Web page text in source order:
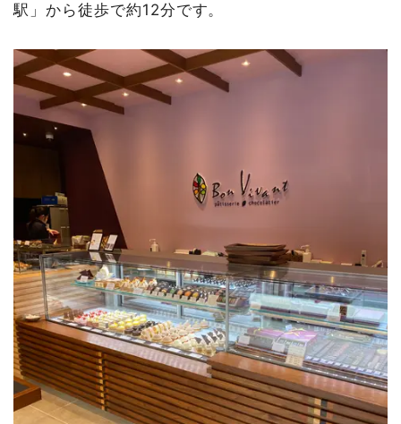
駅」から徒歩で約12分です。